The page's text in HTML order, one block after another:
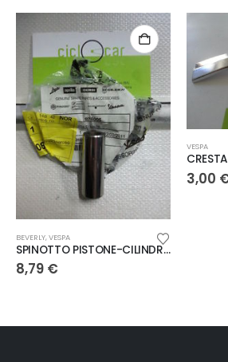
BEVERLY,VESPA
SPINOTTO PISTONE-CILINDRO BEVERLY 300 VESPA GTS 300
8,79 €
VESPA
3,00